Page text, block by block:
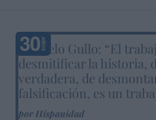
Marcelo Gullo: “El
desmitificar la historia,
verdadera, de
falsificación, es un
por Hispanidad